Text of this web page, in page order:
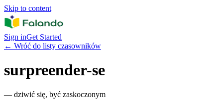
Skip to content
Sign inGet Started
← Wróć do listy czasowników
surpreender-se
— dziwić się, być zaskoczonym